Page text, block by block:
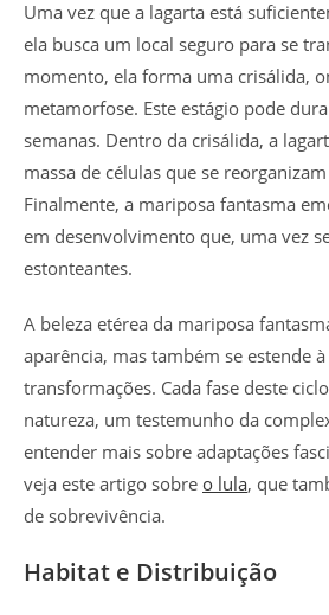
Uma vez que a lagarta está
ela busca um local seguro para se
momento, ela forma uma crisálida,
metamorfose. Este estágio pode
semanas. Dentro da crisálida, a
massa de células que se
Finalmente, a mariposa fantasma
em desenvolvimento que, uma vez
estonteantes.
A beleza etérea da mariposa
aparência, mas também se estende
transformações. Cada fase deste
natureza, um testemunho da
entender mais sobre adaptações
veja este artigo sobre o lula, que
de sobrevivência.
Habitat e Distribuição